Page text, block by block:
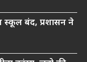
बंद, प्रशासन ने